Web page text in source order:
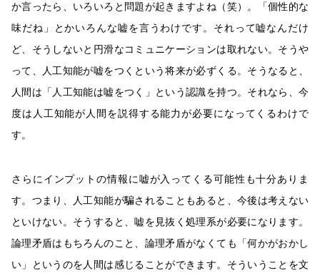
か言ったら、いろいろと問題が起きますよね（笑）。「個性的な
味だね」とかいろんな嘘を言うわけです。それって嘘なんだけ
ど、そうしないと円滑なコミュニケーションは取れない。そうや
って、人工知能が嘘をつくという将来が必ずくる。そうなると、
人間は「人工知能は嘘をつく」という認識を持つ。それなら、今
度は人工知能が人間を説得する能力が必要になってくるわけで
す。
さらにインプットの情報に嘘が入ってくる可能性も十分ありま
す。つまり、人工知能が騙されることもあると、今後は考えない
といけない。そうすると、嘘を見抜く処理系が必要になります。
論理矛盾はもちろんのこと、論理矛盾がなくても「何かがおかし
い」というのを人間は感じることができます。そういうことを文